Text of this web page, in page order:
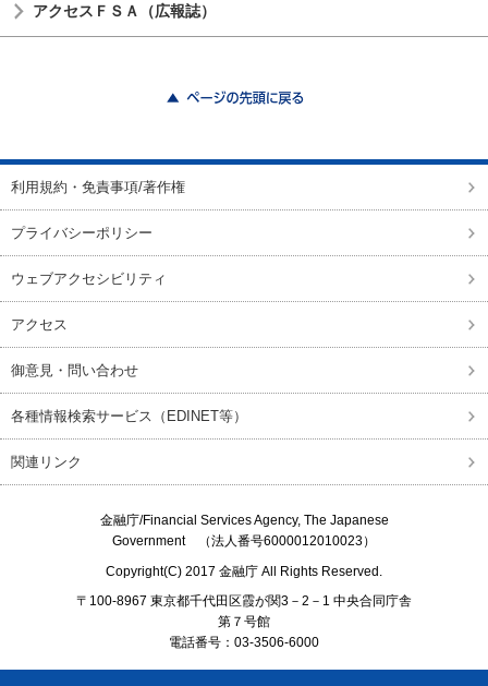
アクセスＦＳＡ（広報誌）
利用規約・免責事項/著作権
プライバシーポリシー
ウェブアクセシビリティ
アクセス
御意見・問い合わせ
各種情報検索サービス（EDINET等）
関連リンク
金融庁/Financial Services Agency, The Japanese
Government（法人番号6000012010023）
Copyright(C) 2017 金融庁 All Rights Reserved.
〒100-8967 東京都千代田区霞が関3－2－1 中央合同庁舎
第７号館
電話番号：03-3506-6000